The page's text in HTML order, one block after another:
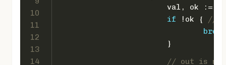
10
11
12
13
14
val, ok :=
if !ok {
//
break
			}
// out is